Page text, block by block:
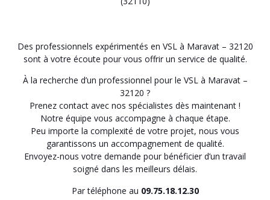
Des professionnels expérimentés en VSL à Maravat – 32120
sont à votre écoute pour vous offrir un service de qualité.
À la recherche d’un professionnel pour le VSL à Maravat –
32120 ?
Prenez contact avec nos spécialistes dès maintenant !
Notre équipe vous accompagne à chaque étape.
Peu importe la complexité de votre projet, nous vous
garantissons un accompagnement de qualité.
Envoyez-nous votre demande pour bénéficier d’un travail
soigné dans les meilleurs délais.
Par téléphone au 09.75.18.12.30